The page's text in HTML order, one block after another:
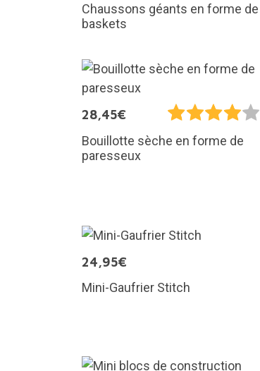
Chaussons géants en forme de
baskets
28,45€
Bouillotte sèche en forme de
paresseux
24,95€
Mini-Gaufrier Stitch